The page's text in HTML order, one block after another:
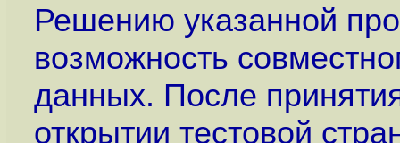
Решению указанной
возможность
данных. После
открытии тестовой